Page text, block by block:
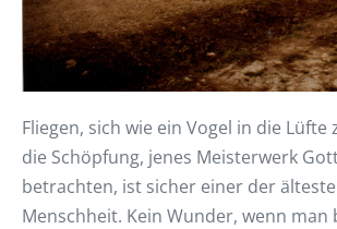
Fliegen, sich wie ein Vogel in die
die Schöpfung, jenes Meisterwerk
betrachten, ist sicher einer der
Menschheit. Kein Wunder, wenn man